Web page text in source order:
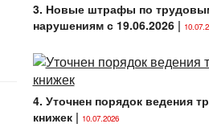
3. Новые штрафы по
нарушениям с 19.06.2026|
4. Уточнен порядок ведения
книжек| 10.07.2026